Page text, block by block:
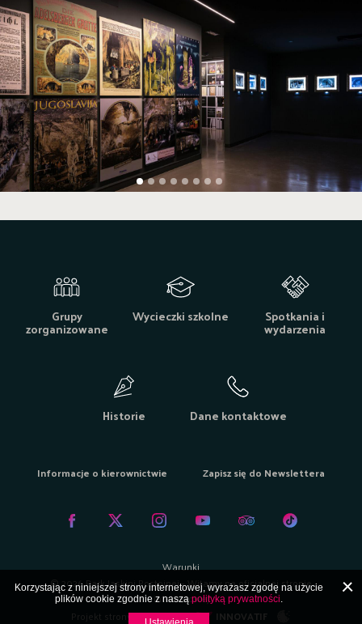
1 2 3 4 5 6 7 8
Grupy
zorganizowane
Wycieczki szkolne Spotkania i
wydarzenia
Historie Dane kontaktowe
Informacje o kierownictwie Zapisz się do Newslettera
Warunki
© 2026 Park Jaskini Postojnej - Witamy na oficjalnej stronie
internetowej
Projekt strony internetowej:
INNOVATIF
Korzystając z niniejszej strony internetowej, wyrażasz zgodę na użycie
plików cookie zgodnie z naszą polityką prywatności.